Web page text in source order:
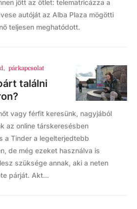
jött az ötlet: telematricázza a
autóját az Alba Plaza mögötti
teljesen meghatódott.
, párkapcsolat
találni
vagy férfit keresünk, nagyjából
az online társkeresésben
a Tinder a legelterjedtebb
de még ezeket használva is
szüksége annak, aki a neten
párját. Akt...